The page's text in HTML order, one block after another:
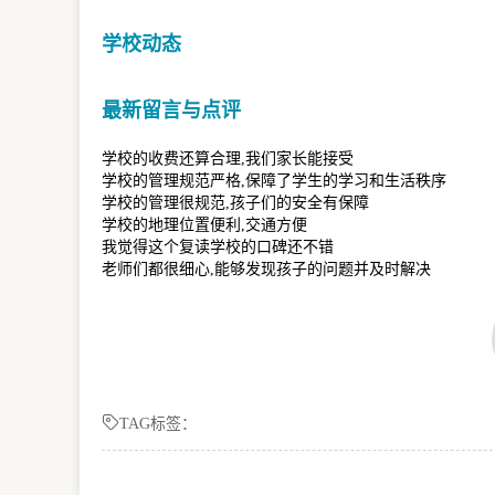
学校动态
最新留言与点评
学校的收费还算合理,我们家长能接受
学校的管理规范严格,保障了学生的学习和生活秩序
学校的管理很规范,孩子们的安全有保障
学校的地理位置便利,交通方便
我觉得这个复读学校的口碑还不错
老师们都很细心,能够发现孩子的问题并及时解决
TAG标签：